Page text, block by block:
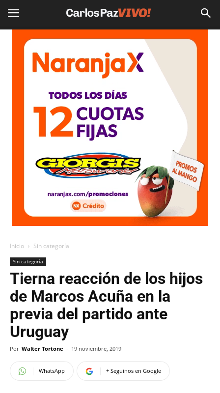
Inicio Sin categoría
Sin categoría
Tierna reacción de los hijos
de Marcos Acuña en la
previa del partido ante
Uruguay
Por Walter Tortone - 19 noviembre, 2019
WhatsApp + Seguinos en Google